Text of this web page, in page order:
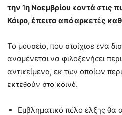
την 1η Νοεμβρίου κοντά στις
Κάιρο, έπειτα από αρκετές
Το μουσείο, που στοίχισε ένα
αναμένεται να φιλοξενήσει
αντικείμενα, εκ των οποίων
εκτεθούν στο κοινό.
Εμβληματικό πόλο έλξης θα